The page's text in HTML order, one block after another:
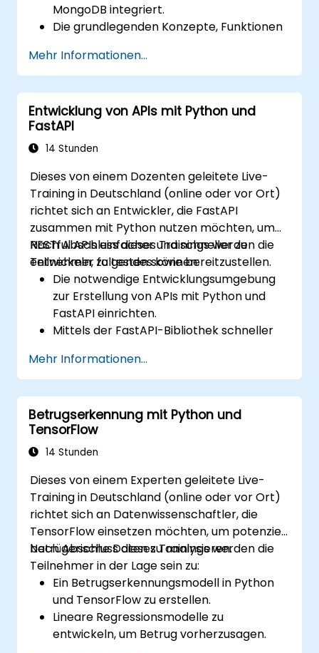
MongoDB integriert.
Die grundlegenden Konzepte, Funktionen
verstehen.
REST-APIs mit FastAPI zu erstellen.
Interaktive Anwendungen mittels React
zu entwerfen.
Anwendungen – sowohl im Frontend als
auch im Backend – unter Verwendung
und bereitzustellen.
Mehr Informationen...
Entwicklung von APIs mit Python und
FastAPI
14 Stunden
Dieses von einem Dozenten geleitete Live-
Training in Deutschland (online oder vor Ort)
richtet sich an Entwickler, die FastAPI
zusammen mit Python nutzen möchten, um
RESTful APIs einfacher und schneller zu
entwickeln, zu testen sowie bereitzustellen.
Nach Abschluss dieses Trainings werden die
Teilnehmer folgendes können:
Die notwendige Entwicklungsumgebung
zur Erstellung von APIs mit Python und
FastAPI einrichten.
Mittels der FastAPI-Bibliothek schneller
Datenmodelle sowie Schemata auf Basis
von Pydantic und OpenAPI anlegen
lernen.
Verbindungen zu Datenbanken über
SQLAlchemy herstellen.
Sicherheits- und
der Werkzeuge aus FastAPI
implementieren.
Container-Bilder erstellen und Web-APIs
auf einem Cloud-Server bereitstellen.
Mehr Informationen...
Betrugserkennung mit Python und
TensorFlow
14 Stunden
Dieses von einem Experten geleitete Live-
Training in Deutschland (online oder vor Ort)
richtet sich an Datenwissenschaftler, die
TensorFlow einsetzen möchten, um potenziell
betrügerische Daten zu analysieren.
Nach Abschluss dieses Trainings werden die
Teilnehmer in der Lage sein zu:
Ein Betrugserkennungsmodell in Python
und TensorFlow zu erstellen.
Lineare Regressionsmodelle zu
entwickeln, um Betrug vorherzusagen.